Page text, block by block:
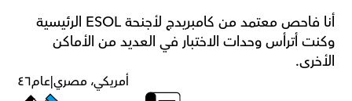
الأخرى.
٤٦عام|أمريكي، مصري